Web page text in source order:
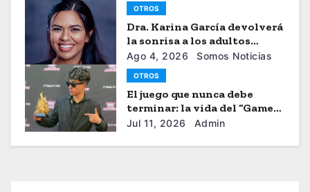
OTROS
Dra. Karina García devolverá
la sonrisa a los adultos
mayores
Ago 4, 2026 Somos Noticias
OTROS
El juego que nunca debe
terminar: la vida del “Gamer”
Brayhan Crazzy
Jul 11, 2026 Admin